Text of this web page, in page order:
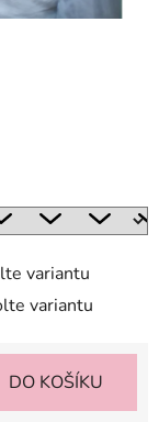
variantu
variantu
DO KOŠÍKU